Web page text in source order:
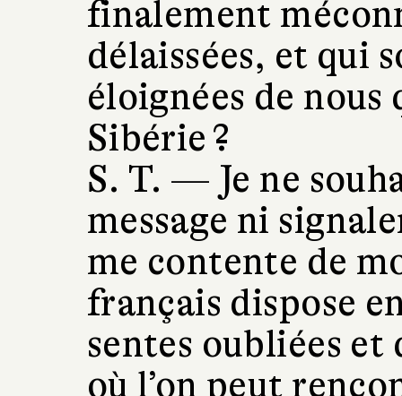
finalement
délaissées, et qui
éloignées de nous
Sibérie ?
S. T. — Je ne
message ni
me contente de
français dispose
sentes oubliées et
où l’on peut